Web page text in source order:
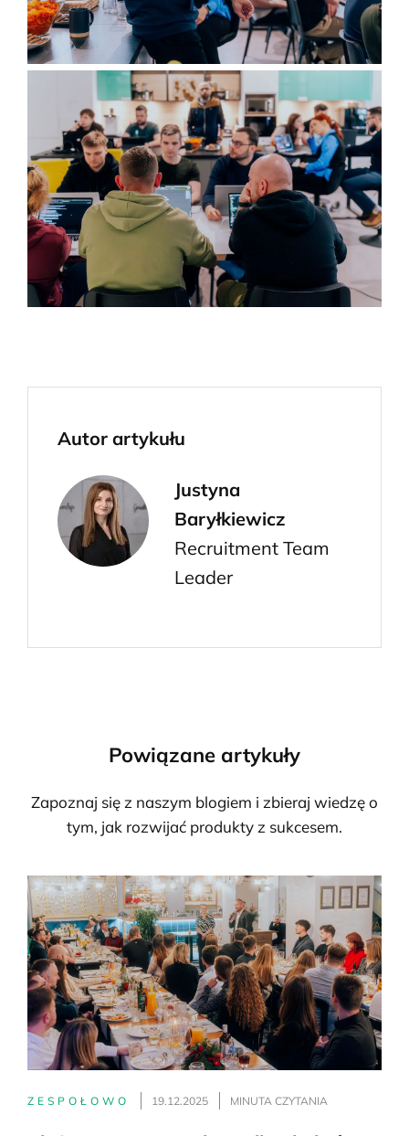
Autor artykułu
Justyna
Baryłkiewicz
Recruitment Team
Leader
Powiązane artykuły
Zapoznaj się z naszym blogiem i zbieraj wiedzę o
tym, jak rozwijać produkty z sukcesem.
ZESPOŁOWO 19.12.2025 MINUTA CZYTANIA